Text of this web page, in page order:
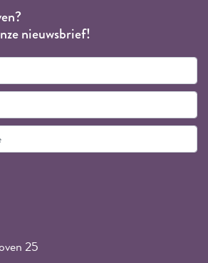
nieuwsbrief!
25